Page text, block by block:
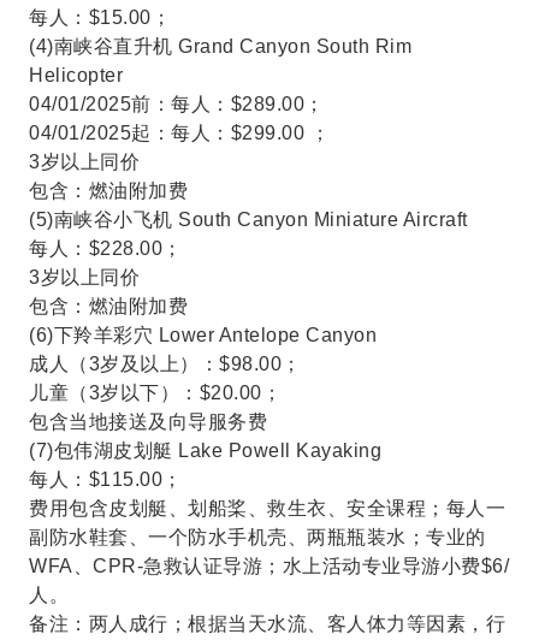
每人：$15.00；
(4)南峡谷直升机 Grand Canyon South Rim
Helicopter
04/01/2025前：每人：$289.00；
04/01/2025起：每人：$299.00 ；
3岁以上同价
包含：燃油附加费
(5)南峡谷小飞机 South Canyon Miniature Aircraft
每人：$228.00；
3岁以上同价
包含：燃油附加费
(6)下羚羊彩穴 Lower Antelope Canyon
成人（3岁及以上）：$98.00；
儿童（3岁以下）：$20.00；
包含当地接送及向导服务费
(7)包伟湖皮划艇 Lake Powell Kayaking
每人：$115.00；
费用包含皮划艇、划船桨、救生衣、安全课程；每人一
副防水鞋套、一个防水手机壳、两瓶瓶装水；专业的
WFA、CPR-急救认证导游；水上活动专业导游小费$6/
人。
备注：两人成行；根据当天水流、客人体力等因素，行